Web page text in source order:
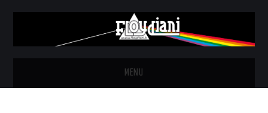
MENU